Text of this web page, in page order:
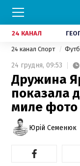
24 КАНАЛ
24 канал Спорт
24 грудня, 09:53
Дружина
показала
миле фото
Юрій Семенюк